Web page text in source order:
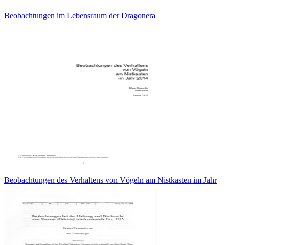
Beobachtungen im Lebensraum der Dragonera
Beobachtungen des Verhaltens von Vögeln am Nistkasten im Jahr